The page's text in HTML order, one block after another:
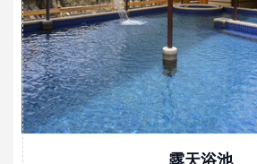
露天浴池